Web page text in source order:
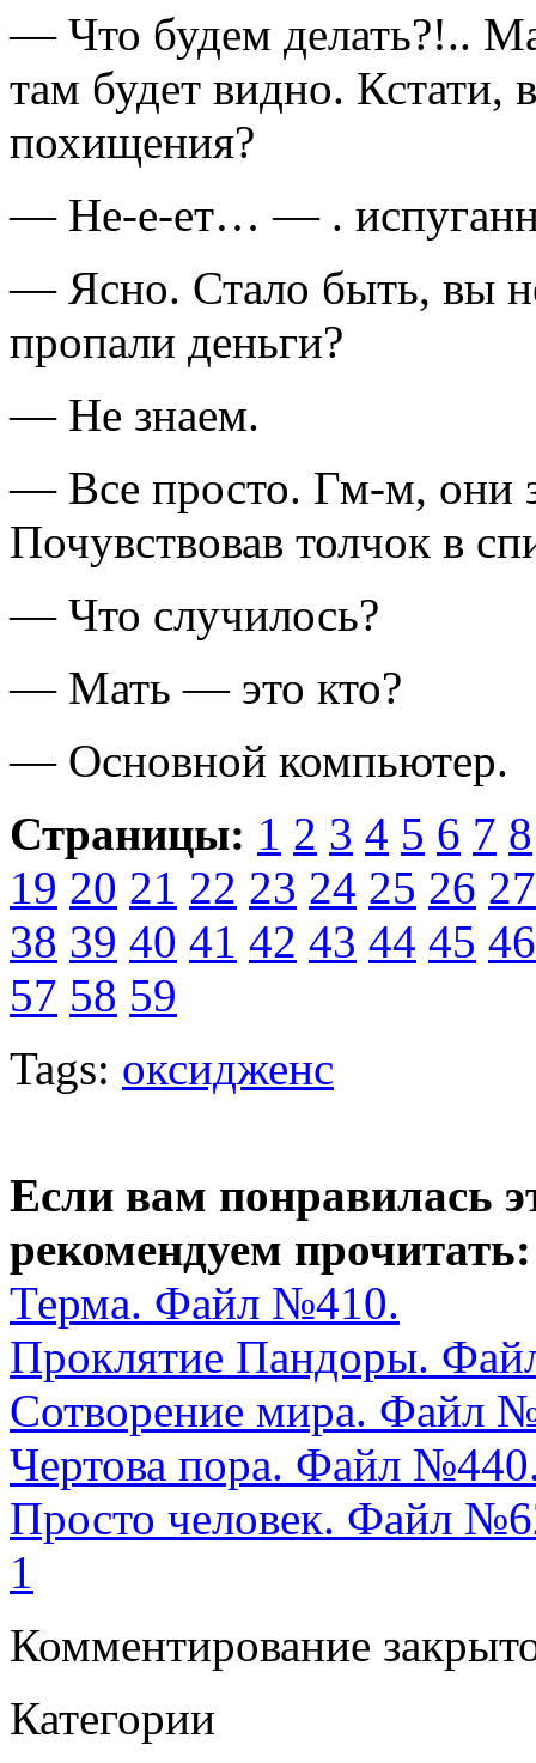
— Что будем делать?!..
там будет видно. Кстати,
похищения?
— Не-е-ет… — .
— Ясно. Стало быть, вы
пропали деньги?
— Не знаем.
— Все просто. Гм-м, они
Почувствовав толчок в
— Что случилось?
— Мать — это кто?
— Основной компьютер.
Страницы: 1 2 3 4 5 6 7 8
19 20 21 22 23 24 25 26 27
38 39 40 41 42 43 44 45 46
57 58 59
Tags: оксидженс
Если вам понравилась
рекомендуем прочитать:
Терма. Файл №410.
Проклятие Пандоры.
Сотворение мира. Файл
Чертова пора. Файл
Просто человек. Файл
1
Комментирование
Категории